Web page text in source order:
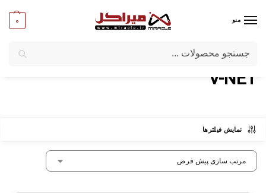
منو 0
میراکل/برندها/
V-NET
V-NET
نمایش فیلترها